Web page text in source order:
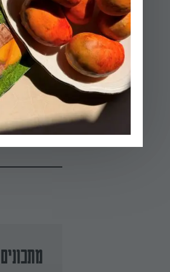
03.
בזמן שהלפת
דלעת וקולים
ומתבקעים.
04.
מסדרים את
קלויים,